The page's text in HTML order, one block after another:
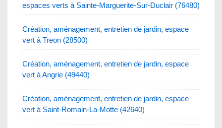
espaces verts à Sainte-Marguerite-Sur-Duclair (76480)
Création, aménagement, entretien de jardin, espace
vert à Treon (28500)
Création, aménagement, entretien de jardin, espace
vert à Angrie (49440)
Création, aménagement, entretien de jardin, espace
vert à Saint-Romain-La-Motte (42640)